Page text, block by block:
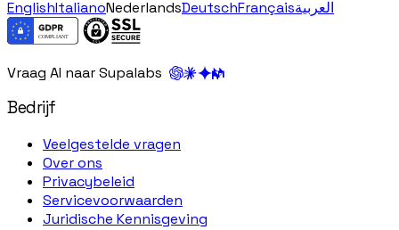
EnglishItalianoNederlandsDeutschFrançaisالعربية
Vraag AI naar Supalabs
Bedrijf
Veelgestelde vragen
Over ons
Privacybeleid
Servicevoorwaarden
Juridische Kennisgeving